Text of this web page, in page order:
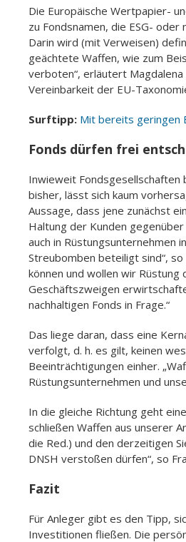
Die Europäische Wertpapier-
zu Fondsnamen, die ESG-
Darin wird (mit Verweisen)
geächtete Waffen, wie zum
verboten“, erläutert
Vereinbarkeit der EU-
Surftipp: Mit bereits geringen
Fonds dürfen frei
Inwieweit Fondsgesellschaften
bisher, lässt sich kaum
Aussage, dass jene zunächst
Haltung der Kunden
auch in Rüstungsunternehmen
Streubomben beteiligt sind“,
können und wollen wir
Geschäftszweigen
nachhaltigen Fonds in Frage.“
Das liege daran, dass eine
verfolgt, d. h. es gilt, keinen
Beeinträchtigungen einher.
Rüstungsunternehmen und
In die gleiche Richtung geht
schließen Waffen aus unserer
die Red.) und den derzeitigen
DNSH verstoßen dürfen“, so
Fazit
Für Anleger gibt es den Tipp,
Investitionen fließen. Die